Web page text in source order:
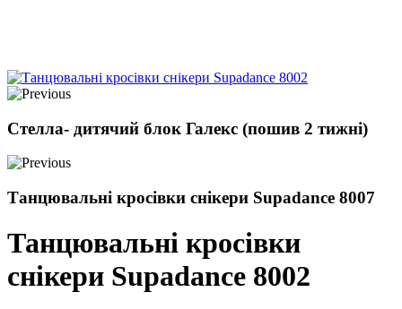
Стелла- дитячий блок Галекс (пошив 2 тижні)
Танцювальні кросівки снікери Supadance 8007
Танцювальні кросівки
снікери Supadance 8002